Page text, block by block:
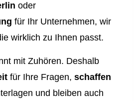
oder
für Ihr Unternehmen, wir
wirklich zu Ihnen passt.
mit Zuhören. Deshalb
für Ihre Fragen, schaffen
und bleiben auch